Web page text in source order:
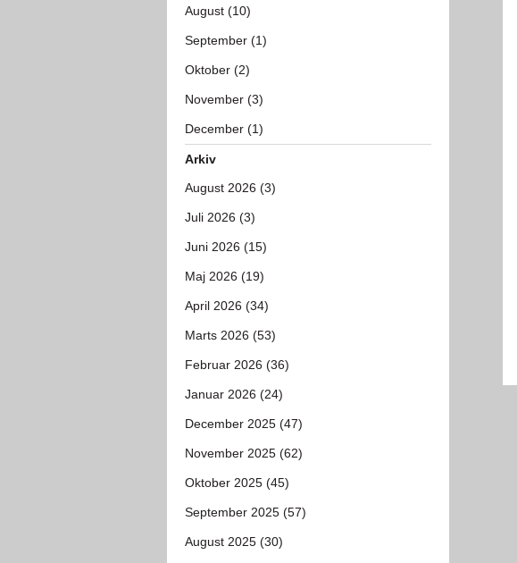
August (10)
September (1)
Oktober (2)
November (3)
December (1)
Arkiv
August 2026 (3)
Juli 2026 (3)
Juni 2026 (15)
Maj 2026 (19)
April 2026 (34)
Marts 2026 (53)
Februar 2026 (36)
Januar 2026 (24)
December 2025 (47)
November 2025 (62)
Oktober 2025 (45)
September 2025 (57)
August 2025 (30)